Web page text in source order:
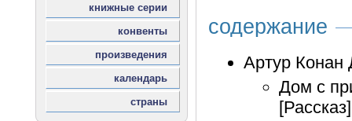
содержание
Артур Конан
Дом с